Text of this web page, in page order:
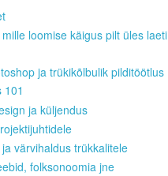
loomise käigus pilt üles laeti
ja trükikõlbulik pilditöötlus
101
ja küljendus
värvihaldus trükkalitele
folksonoomia jne